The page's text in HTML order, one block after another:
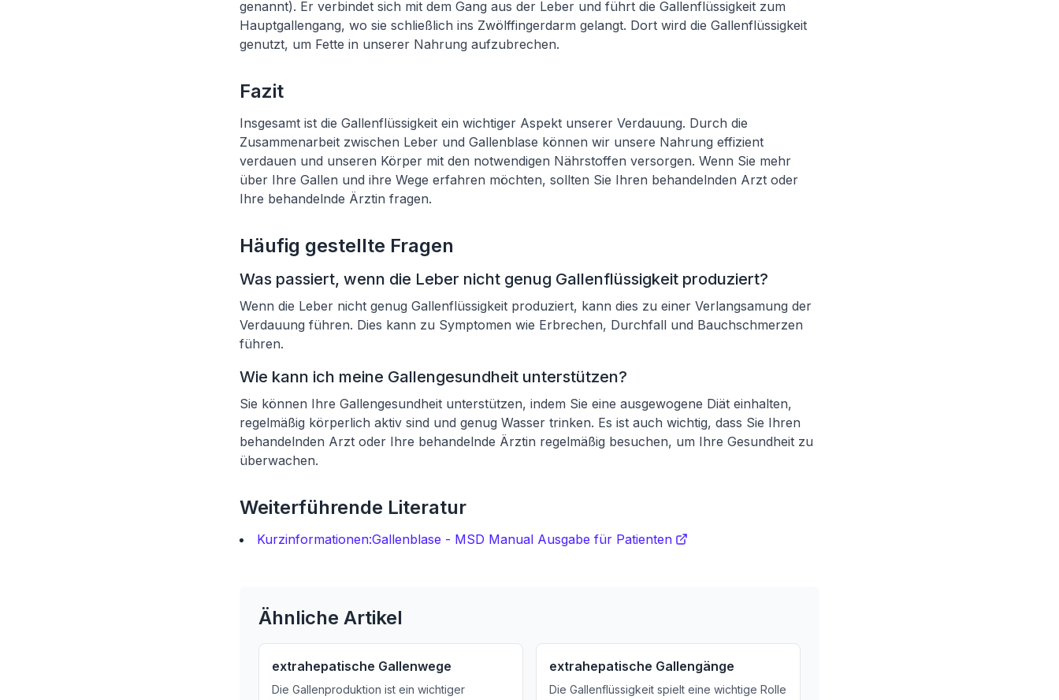
genannt). Er verbindet sich mit dem Gang aus der Leber und führt die Gallenflüssigkeit zum
Hauptgallengang, wo sie schließlich ins Zwölffingerdarm gelangt. Dort wird die Gallenflüssigkeit
genutzt, um Fette in unserer Nahrung aufzubrechen.
Fazit
Insgesamt ist die Gallenflüssigkeit ein wichtiger Aspekt unserer Verdauung. Durch die
Zusammenarbeit zwischen Leber und Gallenblase können wir unsere Nahrung effizient
verdauen und unseren Körper mit den notwendigen Nährstoffen versorgen. Wenn Sie mehr
über Ihre Gallen und ihre Wege erfahren möchten, sollten Sie Ihren behandelnden Arzt oder
Ihre behandelnde Ärztin fragen.
Häufig gestellte Fragen
Was passiert, wenn die Leber nicht genug Gallenflüssigkeit produziert?
Wenn die Leber nicht genug Gallenflüssigkeit produziert, kann dies zu einer Verlangsamung der
Verdauung führen. Dies kann zu Symptomen wie Erbrechen, Durchfall und Bauchschmerzen
führen.
Wie kann ich meine Gallengesundheit unterstützen?
Sie können Ihre Gallengesundheit unterstützen, indem Sie eine ausgewogene Diät einhalten,
regelmäßig körperlich aktiv sind und genug Wasser trinken. Es ist auch wichtig, dass Sie Ihren
behandelnden Arzt oder Ihre behandelnde Ärztin regelmäßig besuchen, um Ihre Gesundheit zu
überwachen.
Weiterführende Literatur
Kurzinformationen:Gallenblase - MSD Manual Ausgabe für Patienten
Ähnliche Artikel
extrahepatische Gallenwege
Die Gallenproduktion ist ein wichtiger
extrahepatische Gallengänge
Die Gallenflüssigkeit spielt eine wichtige Rolle